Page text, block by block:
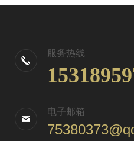
服务热线
电子邮箱